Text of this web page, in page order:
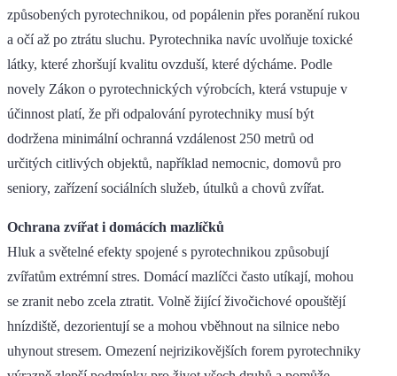
způsobených pyrotechnikou, od popálenin přes poranění rukou
a očí až po ztrátu sluchu. Pyrotechnika navíc uvolňuje toxické
látky, které zhoršují kvalitu ovzduší, které dýcháme. Podle
novely Zákon o pyrotechnických výrobcích, která vstupuje v
účinnost platí, že při odpalování pyrotechniky musí být
dodržena minimální ochranná vzdálenost 250 metrů od
určitých citlivých objektů, například nemocnic, domovů pro
seniory, zařízení sociálních služeb, útulků a chovů zvířat.
Ochrana zvířat i domácích mazlíčků
Hluk a světelné efekty spojené s pyrotechnikou způsobují
zvířatům extrémní stres. Domácí mazlíčci často utíkají, mohou
se zranit nebo zcela ztratit. Volně žijící živočichové opouštějí
hnízdiště, dezorientují se a mohou vběhnout na silnice nebo
uhynout stresem. Omezení nejrizikovějších forem pyrotechniky